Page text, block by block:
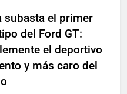
subasta el primer
del Ford GT:
el deportivo
y más caro del